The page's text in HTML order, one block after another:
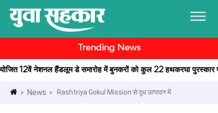
Trending News
12वें नेशनल हैंडलूम डे समारोह में बुनकरों को कुल 22 हथकरघा पुरस्कार
» News » Rashtriya Gokul Mission से दूध उत्पादन में